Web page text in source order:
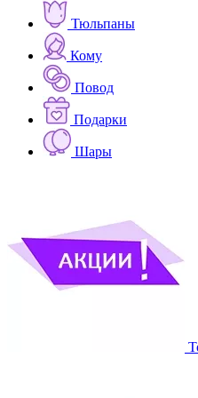
Тюльпаны
Кому
Повод
Подарки
Шары